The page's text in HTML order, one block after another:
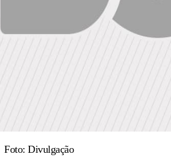
Foto: Divulgação